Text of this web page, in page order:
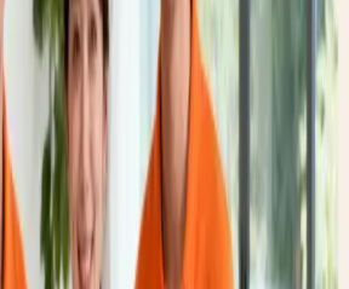
级
级称号
机构最高信用评价（集团母公司荣膺）
务机构（集团母公司荣膺）
企业（集团母公司荣膺）
资价值